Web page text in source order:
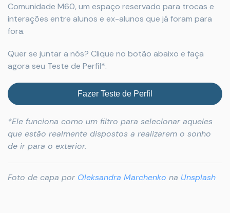
Comunidade M60, um espaço reservado para trocas e
interações entre alunos e ex-alunos que já foram para
fora.
Quer se juntar a nós? Clique no botão abaixo e faça
agora seu Teste de Perfil*.
Fazer Teste de Perfil
*Ele funciona como um filtro para selecionar aqueles
que estão realmente dispostos a realizarem o sonho
de ir para o exterior.
Foto de capa por Oleksandra Marchenko na Unsplash